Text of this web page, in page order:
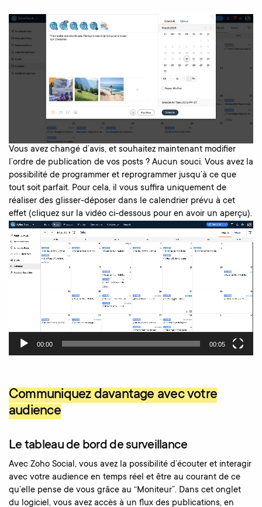
Vous avez changé d’avis, et souhaitez maintenant modifier
l’ordre de publication de vos posts ? Aucun souci. Vous avez la
possibilité de programmer et reprogrammer jusqu’à ce que
tout soit parfait. Pour cela, il vous suffira uniquement de
réaliser des glisser-déposer dans le calendrier prévu à cet
effet (cliquez sur la vidéo ci-dessous pour en avoir un aperçu).
Video
Player
00:00 00:05
Communiquez davantage avec votre
audience
Le tableau de bord de surveillance
Avec Zoho Social, vous avez la possibilité d’écouter et interagir
avec votre audience en temps réel et être au courant de ce
qu’elle pense de vous grâce au “Moniteur”. Dans cet onglet
du logiciel, vous avez accès à un flux des publications, en